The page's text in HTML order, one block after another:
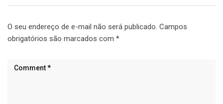
O seu endereço de e-mail não será publicado. Campos
obrigatórios são marcados com *